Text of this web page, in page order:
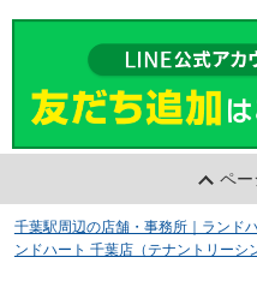
ペ
千葉駅周辺の店舗・事務所｜ランド
ンドハート 千葉店（テナントリーシ